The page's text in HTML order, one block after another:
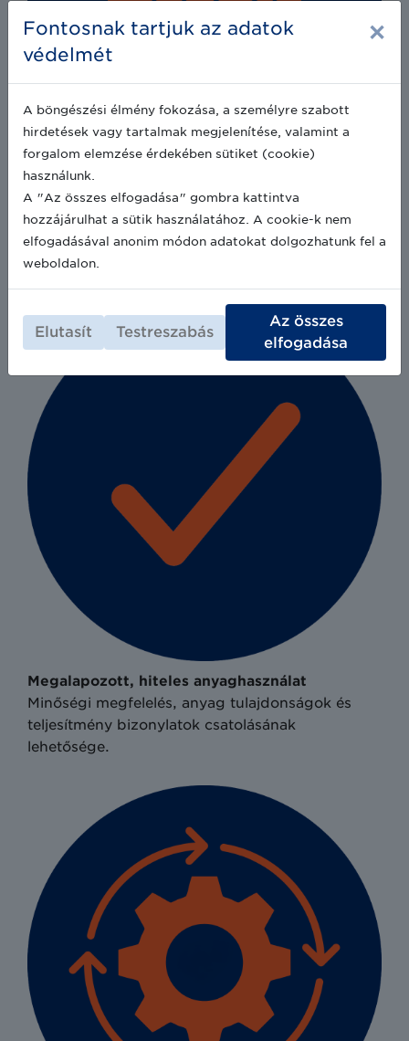
Pontos költség-, kivitelezés tervezés
Nyomon követhetőség a tervezéstől,
beszállításon és beépítésen át, egészen az
átadásig.
Megalapozott, hiteles anyaghasználat
Minőségi megfelelés, anyag tulajdonságok és
teljesítmény bizonylatok csatolásának
lehetősége.
Fontosnak tartjuk az adatok
védelmét
×
A böngészési élmény fokozása, a személyre szabott
hirdetések vagy tartalmak megjelenítése, valamint a
forgalom elemzése érdekében sütiket (cookie)
használunk.
A "Az összes elfogadása" gombra kattintva
hozzájárulhat a sütik használatához. A cookie-k nem
elfogadásával anonim módon adatokat dolgozhatunk fel a
weboldalon.
Elutasít Testreszabás
Az összes
elfogadása